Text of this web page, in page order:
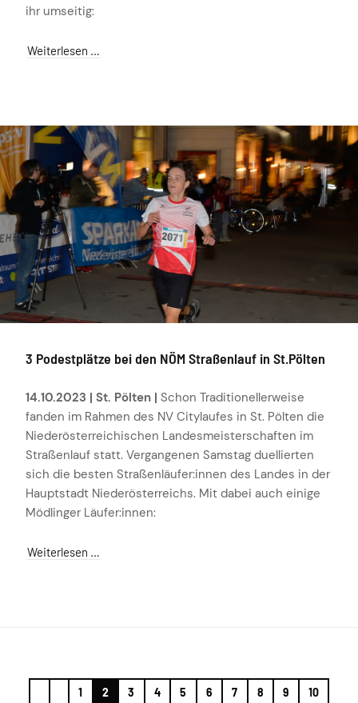
ihr umseitig:
Weiterlesen …
3 Podestplätze bei den NÖM Straßenlauf in St.Pölten
14.10.2023 | St. Pölten | Schon Traditionellerweise
fanden im Rahmen des NV Citylaufes in St. Pölten die
Niederösterreichischen Landesmeisterschaften im
Straßenlauf statt. Vergangenen Samstag duellierten
sich die besten Straßenläufer:innen des Landes in der
Hauptstadt Niederösterreichs. Mit dabei auch einige
Mödlinger Läufer:innen:
Weiterlesen …
1 2 3 4 5 6 7 8 9 10